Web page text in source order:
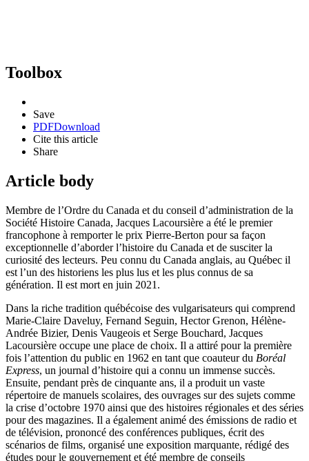
Toolbox
Save
PDFDownload
Cite this article
Share
Article body
Membre de l’Ordre du Canada et du conseil d’administration de la
Société Histoire Canada, Jacques Lacoursière a été le premier
francophone à remporter le prix Pierre-Berton pour sa façon
exceptionnelle d’aborder l’histoire du Canada et de susciter la
curiosité des lecteurs. Peu connu du Canada anglais, au Québec il
est l’un des historiens les plus lus et les plus connus de sa
génération. Il est mort en juin 2021.
Dans la riche tradition québécoise des vulgarisateurs qui comprend
Marie-Claire Daveluy, Fernand Seguin, Hector Grenon, Hélène-
Andrée Bizier, Denis Vaugeois et Serge Bouchard, Jacques
Lacoursière occupe une place de choix. Il a attiré pour la première
fois l’attention du public en 1962 en tant que coauteur du Boréal
Express, un journal d’histoire qui a connu un immense succès.
Ensuite, pendant près de cinquante ans, il a produit un vaste
répertoire de manuels scolaires, des ouvrages sur des sujets comme
la crise d’octobre 1970 ainsi que des histoires régionales et des séries
pour des magazines. Il a également animé des émissions de radio et
de télévision, prononcé des conférences publiques, écrit des
scénarios de films, organisé une exposition marquante, rédigé des
études pour le gouvernement et été membre de conseils